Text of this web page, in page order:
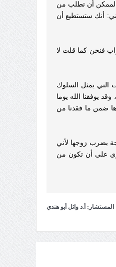
الممكن أن تطلب من
أنك ستستطيع أن
فنحن كما قلت لا
التي يمثل السلوك
يوفقنا الله يوما
ضمن ما فقدنا من
بضرب زوجها لأني
على أن تكون من
المستشار: أ.د وائل أبو هندي